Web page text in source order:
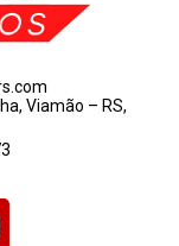
Viamão – RS,